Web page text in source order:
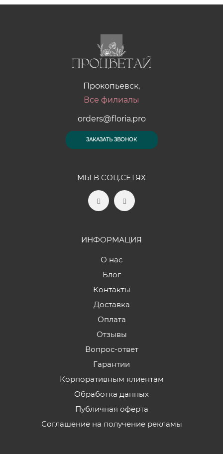
Прокопьевск,
Все филиалы
orders@floria.pro
ЗАКАЗАТЬ ЗВОНОК
МЫ В СОЦ.СЕТЯХ
ИНФОРМАЦИЯ
О нас
Блог
Контакты
Доставка
Оплата
Отзывы
Вопрос-ответ
Гарантии
Корпоративным клиентам
Обработка данных
Публичная оферта
Соглашение на получение рекламы